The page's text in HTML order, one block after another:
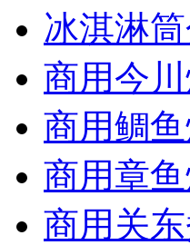
冰淇淋
商用今
商用鲷
商用章
商用关